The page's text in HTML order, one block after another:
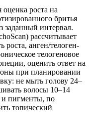
роста на
бритья
заданный интервал.
рассчитывает
роста, анген/телоген-
телогеновое
оценить ответ на
при планировании
не мыть голову 24–
волосы 10–14
и пигменты, по
топический